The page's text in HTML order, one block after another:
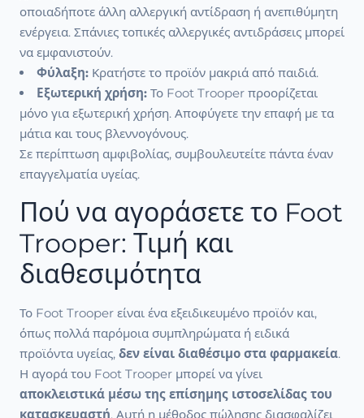
οποιαδήποτε άλλη αλλεργική αντίδραση ή ανεπιθύμητη
ενέργεια. Σπάνιες τοπικές αλλεργικές αντιδράσεις μπορεί
να εμφανιστούν.
Φύλαξη: Κρατήστε το προϊόν μακριά από παιδιά.
Εξωτερική χρήση: Το Foot Trooper προορίζεται
μόνο για εξωτερική χρήση. Αποφύγετε την επαφή με τα
μάτια και τους βλεννογόνους.
Σε περίπτωση αμφιβολίας, συμβουλευτείτε πάντα έναν
επαγγελματία υγείας.
Πού να αγοράσετε το Foot
Trooper: Τιμή και
διαθεσιμότητα
Το Foot Trooper είναι ένα εξειδικευμένο προϊόν και,
όπως πολλά παρόμοια συμπληρώματα ή ειδικά
προϊόντα υγείας, δεν είναι διαθέσιμο στα φαρμακεία.
Η αγορά του Foot Trooper μπορεί να γίνει
αποκλειστικά μέσω της επίσημης ιστοσελίδας του
κατασκευαστή. Αυτή η μέθοδος πώλησης διασφαλίζει